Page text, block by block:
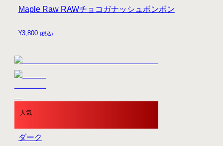
¥3,800 (税込)
Maple Raw RAWチョコガナッシュボンボン
人気
ダーク